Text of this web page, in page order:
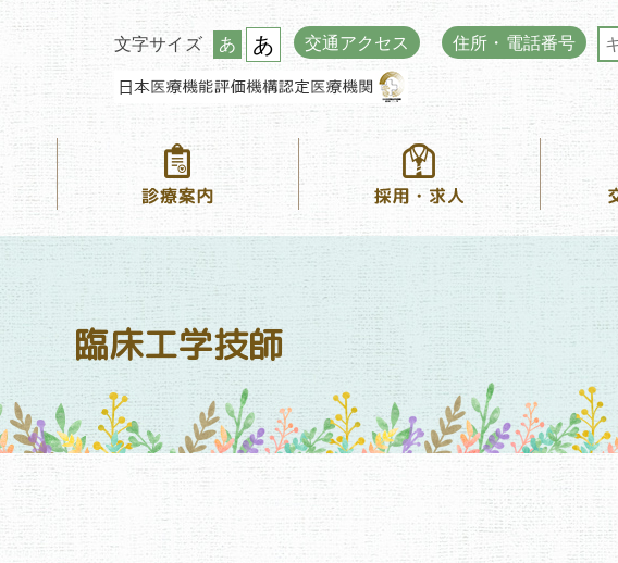
文字サイズ あ あ 交通アクセス 住所・電話番号
臨床工学技師